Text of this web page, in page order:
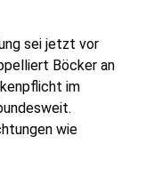
sei jetzt vor
Böcker an
im
wie